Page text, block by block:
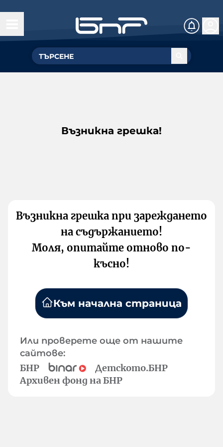
Възникна грешка!
Възникна грешка при зареждането
на съдържанието!
Моля, опитайте отново по-
късно!
Към начална страница
Или проверете още от нашите
сайтове:
БНР
Детското.БНР
Архивен фонд на БНР